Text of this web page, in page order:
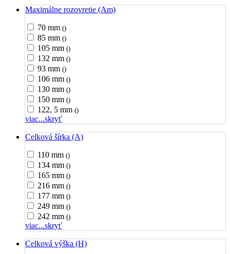
Maximálne rozovretie (Am)
70 mm ()
85 mm ()
105 mm ()
132 mm ()
93 mm ()
106 mm ()
130 mm ()
150 mm ()
122, 5 mm ()
viac...skryť
Celková šírka (A)
110 mm ()
134 mm ()
165 mm ()
216 mm ()
177 mm ()
249 mm ()
242 mm ()
viac...skryť
Celková výška (H)